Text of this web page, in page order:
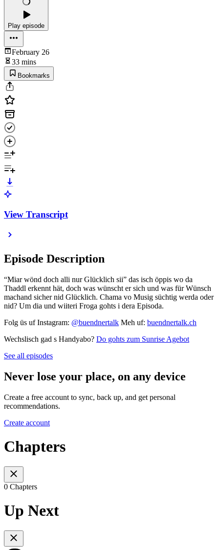
Play episode
February 26
33 mins
Bookmarks
View Transcript
Episode Description
“Miar wönd doch alli nur Glücklich sii” das isch öppis wo da
Thaddl erkennt hät, doch was wünscht er sich und was für Wünsch
machand sicher nid Glücklich. Chama vo Musig süchtig werda oder
nid? Um dia und wiiteri Froga gohts i dera Episoda.
Folg üs uf Instagram: @buendnertalk Meh uf: buendnertalk.ch
Wechslisch gad s Handyabo? Do gohts zum Sunrise Agebot
See all episodes
Never lose your place, on any device
Create a free account to sync, back up, and get personal
recommendations.
Create account
Chapters
0 Chapters
Up Next